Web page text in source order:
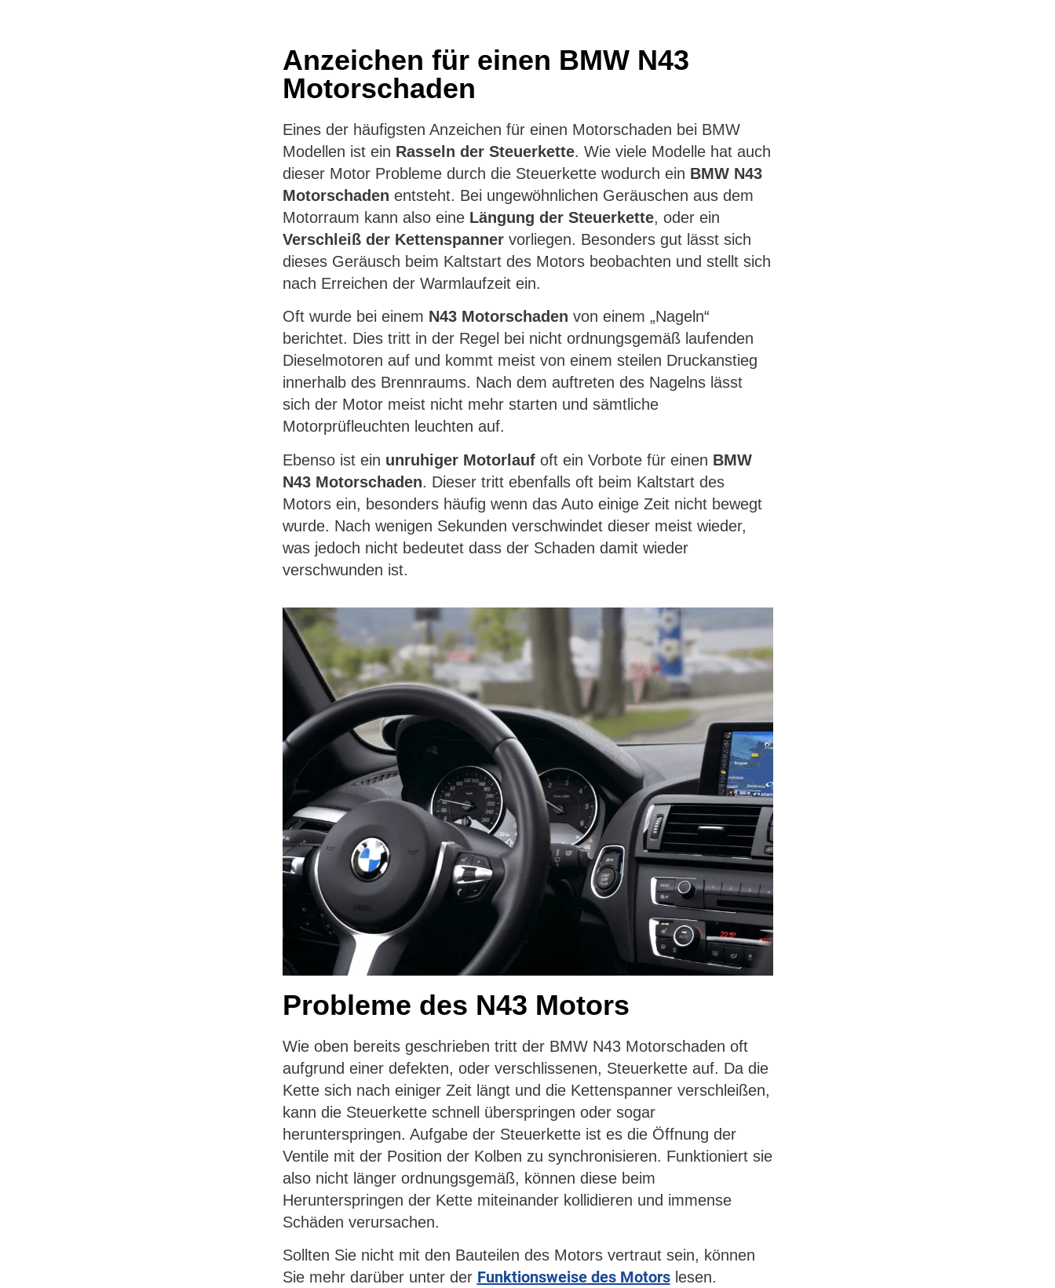
Anzeichen für einen BMW N43
Motorschaden
Eines der häufigsten Anzeichen für einen Motorschaden bei BMW
Modellen ist ein Rasseln der Steuerkette. Wie viele Modelle hat auch
dieser Motor Probleme durch die Steuerkette wodurch ein BMW N43
Motorschaden entsteht. Bei ungewöhnlichen Geräuschen aus dem
Motorraum kann also eine Längung der Steuerkette, oder ein
Verschleiß der Kettenspannervorliegen. Besonders gut lässt sich
dieses Geräusch beim Kaltstart des Motors beobachten und stellt sich
nach Erreichen der Warmlaufzeit ein.
Oft wurde bei einem N43 Motorschaden von einem „Nageln“
berichtet. Dies tritt in der Regel bei nicht ordnungsgemäß laufenden
Dieselmotoren auf und kommt meist von einem steilen Druckanstieg
innerhalb des Brennraums. Nach dem auftreten des Nagelns lässt
sich der Motor meist nicht mehr starten und sämtliche
Motorprüfleuchten leuchten auf.
Ebenso ist ein unruhiger Motorlaufoft ein Vorbote für einen BMW
N43 Motorschaden. Dieser tritt ebenfalls oft beim Kaltstart des
Motors ein, besonders häufig wenn das Auto einige Zeit nicht bewegt
wurde. Nach wenigen Sekunden verschwindet dieser meist wieder,
was jedoch nicht bedeutet dass der Schaden damit wieder
verschwunden ist.
Probleme des N43 Motors
Wie oben bereits geschrieben tritt der BMW N43 Motorschaden oft
aufgrund einer defekten, oder verschlissenen, Steuerkette auf. Da die
Kette sich nach einiger Zeit längt und die Kettenspanner verschleißen,
kann die Steuerkette schnell überspringen oder sogar
herunterspringen. Aufgabe der Steuerkette ist es die Öffnung der
Ventile mit der Position der Kolben zu synchronisieren. Funktioniert sie
also nicht länger ordnungsgemäß, können diese beim
Herunterspringen der Kette miteinander kollidieren und immense
Schäden verursachen.
Sollten Sie nicht mit den Bauteilen des Motors vertraut sein, können
Sie mehr darüber unter der Funktionsweise des Motorslesen.